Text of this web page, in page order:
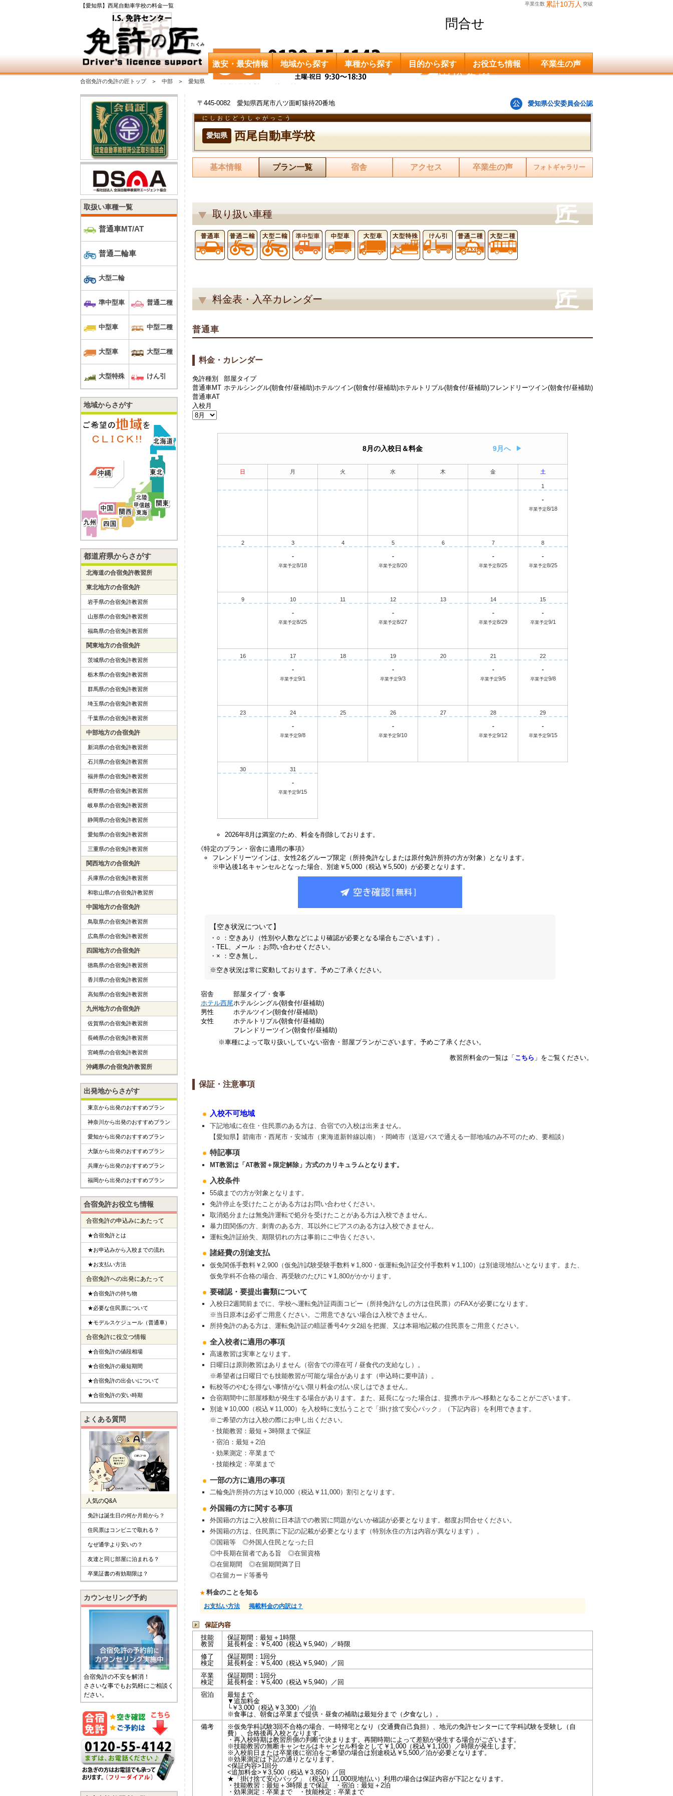
【愛知県】西尾自動車学校の料金一覧 卒業生数 累計10万人 突破
問合せ
申込希望
激安・最安情報 地域から探す 車種から探す 目的から探す お役立ち情報 卒業生の声
合宿免許の免許の匠トップ 中部 愛知県 西尾自動車学校 料金一覧
〒445-0082 愛知県西尾市八ツ面町猿待20番地 愛知県公安委員会公認
愛知県 西尾自動車学校
にしおじどうしゃがっこう
基本情報 プラン一覧 宿舎 アクセス 卒業生の声 フォトギャラリー
取り扱い車種
料金表・入卒カレンダー
普通車
料金・カレンダー
免許種別
普通車MT
普通車AT
入校月
部屋タイプ
ホテルシングル(朝食付/昼補助)ホテルツイン(朝食付/昼補助)ホテルトリプル(朝食付/昼補助)フレンドリーツイン(朝食付/昼補助)
8月の入校日＆料金 9月へ
日 月 火 水 木 金 土
1
-
卒業予定8/18
2 3
-
卒業予定8/18
4 5
-
卒業予定8/20
6 7
-
卒業予定8/25
8
-
卒業予定8/25
9 10
-
卒業予定8/25
11 12
-
卒業予定8/27
13 14
-
卒業予定8/29
15
-
卒業予定9/1
16 17
-
卒業予定9/1
18 19
-
卒業予定9/3
20 21
-
卒業予定9/5
22
-
卒業予定9/8
23 24
-
卒業予定9/8
25 26
-
卒業予定9/10
27 28
-
卒業予定9/12
29
-
卒業予定9/15
30 31
-
卒業予定9/15
2026年8月は満室のため、料金を削除しております。
《特定のプラン・宿舎に適用の事項》
フレンドリーツインは、女性2名グループ限定（所持免許なしまたは原付免許所持の方が対象）となります。
※申込後1名キャンセルとなった場合、別途￥5,000（税込￥5,500）が必要となります。
【空き状況について】
・○ ：空きあり（性別や人数などにより確認が必要となる場合もございます）。
・TEL、メール ：お問い合わせください。
・× ：空き無し。
※空き状況は常に変動しております。予めご了承ください。
宿舎
部屋タイプ・食事
ホテル西尾
男性
女性
ホテルシングル(朝食付/昼補助)
ホテルツイン(朝食付/昼補助)
ホテルトリプル(朝食付/昼補助)
フレンドリーツイン(朝食付/昼補助)
※車種によって取り扱いしていない宿舎・部屋プランがございます。予めご了承ください。
教習所料金の一覧は「 こちら 」をご覧ください。
保証・注意事項
入校不可地域
下記地域に在住・住民票のある方は、合宿での入校は出来ません。
【愛知県】碧南市・西尾市・安城市（東海道新幹線以南）・岡崎市（送迎バスで通える一部地域のみ不可のため、要相談）
特記事項
MT教習は「AT教習＋限定解除」方式のカリキュラムとなります。
入校条件
55歳までの方が対象となります。
免許停止を受けたことがある方はお問い合わせください。
取消処分または無免許運転で処分を受けたことがある方は入校できません。
暴力団関係の方、刺青のある方、耳以外にピアスのある方は入校できません。
運転免許証紛失、期限切れの方は事前にご申告ください。
諸経費の別途支払
仮免関係手数料￥2,900（仮免許試験受験手数料￥1,800・仮運転免許証交付手数料￥1,100）は別途現地払いとなります。また、
仮免学科不合格の場合、再受験のたびに￥1,800がかかります。
要確認・要提出書類について
入校日2週間前までに、学校へ運転免許証両面コピー（所持免許なしの方は住民票）のFAXが必要になります。
※当日原本は必ずご用意ください。ご用意できない場合は入校できません。
所持免許のある方は、運転免許証の暗証番号4ケタ2組を把握、又は本籍地記載の住民票をご用意ください。
全入校者に適用の事項
高速教習は実車となります。
日曜日は原則教習はありません（宿舎での滞在可 / 昼食代の支給なし）。
※希望者は日曜日でも技能教習が可能な場合があります（申込時に要申請）。
転校等のやむを得ない事情がない限り料金の払い戻しはできません。
合宿期間中に部屋移動が発生する場合があります。また、延長になった場合は、提携ホテルへ移動となることがございます。
別途￥10,000（税込￥11,000）を入校時に支払うことで「掛け捨て安心パック」（下記内容）を利用できます。
※ご希望の方は入校の際にお申し出ください。
・技能教習：最短＋3時限まで保証
・宿泊：最短＋2泊
・効果測定：卒業まで
・技能検定：卒業まで
⼀部の方に適用の事項
二輪免許所持の方は￥10,000（税込￥11,000）割引となります。
外国籍の方に関する事項
外国籍の方はご入校前に日本語での教習に問題がないか確認が必要となります。都度お問合せください。
外国籍の方は、住民票に下記の記載が必要となります（特別永住の方は内容が異なります）。
◎国籍等 ◎外国人住民となった日
◎中長期在留者である旨 ◎在留資格
◎在留期間 ◎在留期間満了日
◎在留カード等番号
料金のことを知る
お支払い方法 掲載料金の内訳は？
保証内容
技能
教習
保証期間：最短＋1時限
延長料金：￥5,400（税込￥5,940）／時限
修了
検定
保証期間：1回分
延長料金：￥5,400（税込￥5,940）／回
卒業
検定
保証期間：1回分
延長料金：￥5,400（税込￥5,940）／回
宿泊
最短まで
▼追加料金
└￥3,000（税込￥3,300）／泊
※食事は、朝食は卒業まで提供・昼食の補助は最短分まで（夕食なし）。
備考
※仮免学科試験3回不合格の場合、一時帰宅となり（交通費自己負担）、地元の免許センターにて学科試験を受験し（自
費）、合格後再入校となります。
・再入校時期は教習所側の判断で決まります。再開時期によって差額が発生する場合がございます。
※技能教習の無断キャンセルはキャンセル料金として￥1,000（税込￥1,100）／時限が発生します。
※入校前日または卒業後に宿泊をご希望の場合は別途税込￥5,500／泊が必要となります。
※効果測定は下記の通りとなります。
<保証内容>1回分
<追加料金>￥3,500（税込￥3,850）／回
★「掛け捨て安心パック」（税込￥11,000現地払い）利用の場合は保証内容が下記となります。
・技能教習：最短＋3時限まで保証 ・宿泊：最短＋2泊
・効果測定：卒業まで ・技能検定：卒業まで
取扱い車種一覧
普通車MT/AT
普通二輪車
大型二輪
準中型車 普通二種
中型車 中型二種
大型車 大型二種
大型特殊 けん引
地域からさがす
都道府県からさがす
北海道の合宿免許教習所
東北地方の合宿免許
岩手県の合宿免許教習所
山形県の合宿免許教習所
福島県の合宿免許教習所
関東地方の合宿免許
茨城県の合宿免許教習所
栃木県の合宿免許教習所
群馬県の合宿免許教習所
埼玉県の合宿免許教習所
千葉県の合宿免許教習所
中部地方の合宿免許
新潟県の合宿免許教習所
石川県の合宿免許教習所
福井県の合宿免許教習所
長野県の合宿免許教習所
岐阜県の合宿免許教習所
静岡県の合宿免許教習所
愛知県の合宿免許教習所
三重県の合宿免許教習所
関西地方の合宿免許
兵庫県の合宿免許教習所
和歌山県の合宿免許教習所
中国地方の合宿免許
鳥取県の合宿免許教習所
広島県の合宿免許教習所
四国地方の合宿免許
徳島県の合宿免許教習所
香川県の合宿免許教習所
高知県の合宿免許教習所
九州地方の合宿免許
佐賀県の合宿免許教習所
長崎県の合宿免許教習所
宮崎県の合宿免許教習所
沖縄県の合宿免許教習所
出発地からさがす
東京から出発のおすすめプラン
神奈川から出発のおすすめプラン
愛知から出発のおすすめプラン
大阪から出発のおすすめプラン
兵庫から出発のおすすめプラン
福岡から出発のおすすめプラン
合宿免許お役立ち情報
合宿免許の申込みにあたって
★合宿免許とは
★お申込みから入校までの流れ
★お支払い方法
合宿免許への出発にあたって
★合宿免許の持ち物
★必要な住民票について
★モデルスケジュール（普通車）
合宿免許に役立つ情報
★合宿免許の値段相場
★合宿免許の最短期間
★合宿免許の出会いについて
★合宿免許の安い時期
よくある質問
人気のQ&A
免許は誕生日の何か月前から？
住民票はコンビニで取れる？
なぜ通学より安いの？
友達と同じ部屋に泊まれる？
卒業証書の有効期限は？
カウンセリング予約
合宿免許の不安を解消！
ささいな事でもお気軽にご相談く
ださい。